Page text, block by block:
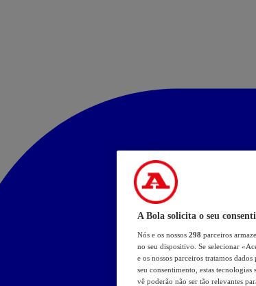
A Bola solicita o seu
Nós e os nossos 298 parceiros
no seu dispositivo. Se selecionar
e os nossos parceiros tratamos
seu consentimento, estas tecnologias
vê poderão não ser tão relevantes